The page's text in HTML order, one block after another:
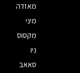
מאזדה
מיני
מקסוס
ניו
סאאב